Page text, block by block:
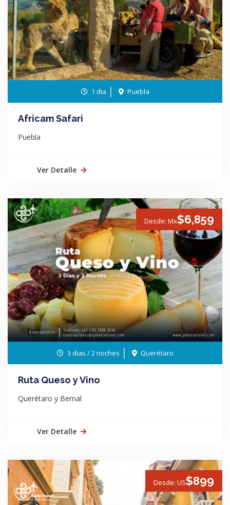
1 dia Puebla
Africam Safari
Puebla
Ver Detalle
Desde: Mx$6,859
3 dias / 2 noches Querétaro
Ruta Queso y Vino
Querétaro y Bernal
Ver Detalle
Desde: US$899